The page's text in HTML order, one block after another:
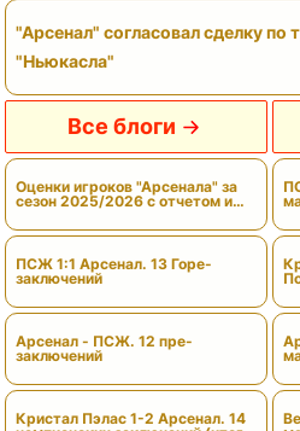
"Арсенал" согласовал сделку по
"Ньюкасла"
Все блоги
Оценки игроков "Арсенала" за
сезон 2025/2026 с отчетом и
ПСЖ 1:1 Арсенал. 13 Горе-
заключений
Арсенал - ПСЖ. 12 пре-
заключений
Кристал Пэлас 1-2 Арсенал. 14